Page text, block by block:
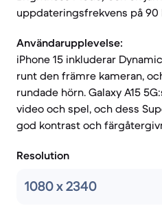
uppdateringsfrekvens på 90
Användarupplevelse:
iPhone 15 inkluderar
runt den främre kameran,
rundade hörn. Galaxy A15
video och spel, och dess
god kontrast och
Resolution
1080 x 2340